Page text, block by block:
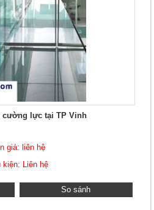
cường lực tại TP Vinh
giá: liên hệ
kiện: Liên hệ
So sánh